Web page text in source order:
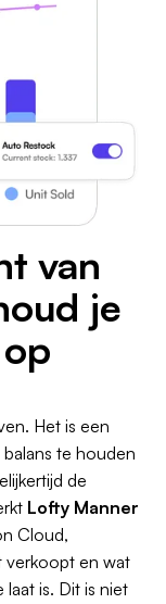
van
je
Het is een
te houden
de
Lofty Manner
Cloud,
verkoopt en wat
is. Dit is niet